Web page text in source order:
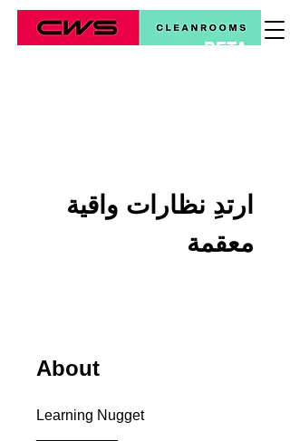
BETA
ارتدِ نظارات واقية
معقمة
About
Learning Nugget